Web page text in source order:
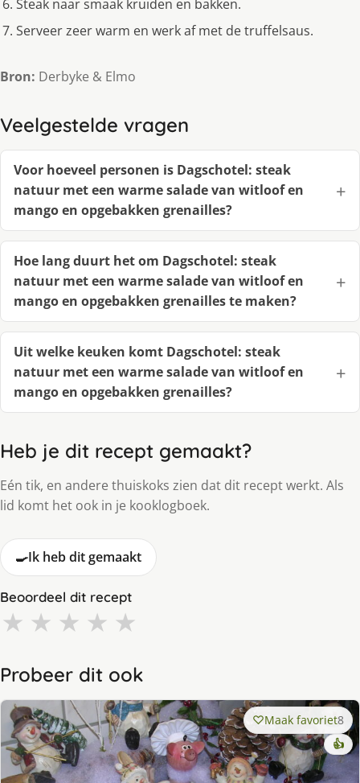
Steak naar smaak kruiden en bakken.
Serveer zeer warm en werk af met de truffelsaus.
Bron: Derbyke & Elmo
Veelgestelde vragen
Voor hoeveel personen is Dagschotel: steak
natuur met een warme salade van witloof en
mango en opgebakken grenailles?
Hoe lang duurt het om Dagschotel: steak
natuur met een warme salade van witloof en
mango en opgebakken grenailles te maken?
Uit welke keuken komt Dagschotel: steak
natuur met een warme salade van witloof en
mango en opgebakken grenailles?
Heb je dit recept gemaakt?
Eén tik, en andere thuiskoks zien dat dit recept werkt. Als
lid komt het ook in je kooklogboek.
🍳Ik heb dit gemaakt
Beoordeel dit recept
★ ★ ★ ★ ★
Probeer dit ook
Maak favoriet8
👍